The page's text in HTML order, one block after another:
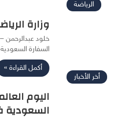
الرياضة
وزارة
خلود عبدالرحمن
السفارة
أكمل القراءة »
أخر الأخبار
السعودية